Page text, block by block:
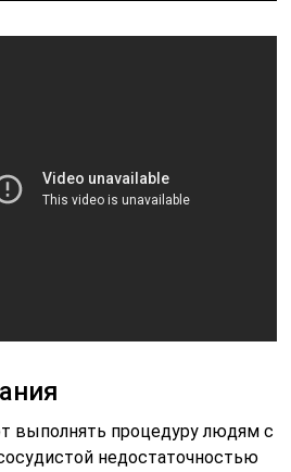
выполнять процедуру людям с
недостаточностью